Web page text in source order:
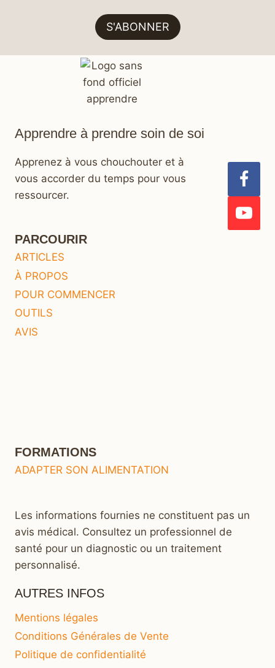
S'ABONNER
Apprendre à prendre soin de soi
Apprenez à vous chouchouter et à
vous accorder du temps pour vous
ressourcer.
PARCOURIR
ARTICLES
À PROPOS
POUR COMMENCER
OUTILS
AVIS
FORMATIONS
ADAPTER SON ALIMENTATION
Les informations fournies ne constituent pas un
avis médical. Consultez un professionnel de
santé pour un diagnostic ou un traitement
personnalisé.
AUTRES INFOS
Mentions légales
Conditions Générales de Vente
Politique de confidentialité